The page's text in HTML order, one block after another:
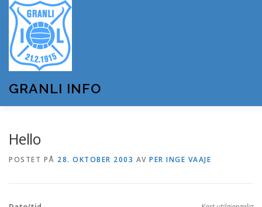
innhold
GRANLI INFO
Hello
POSTET PÅ 28. OKTOBER 2003 AV PER INGE VAAJE